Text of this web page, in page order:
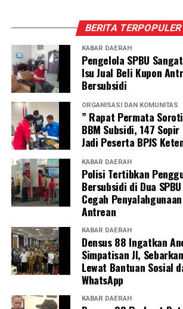
BERITA TERPOPULER
KABAR DAERAH
Pengelola SPBU
Isu Jual Beli Kupon
Bersubsidi
ORGANISASI DAN KOMUNITAS
” Rapat Permata
BBM Subsidi, 147
Jadi Peserta BPJS
KABAR DAERAH
Polisi Tertibkan
Bersubsidi di Dua
Cegah
Antrean
KABAR DAERAH
Densus 88 Ingatkan
Simpatisan JI,
Lewat Bantuan Sosial
WhatsApp
KABAR DAERAH